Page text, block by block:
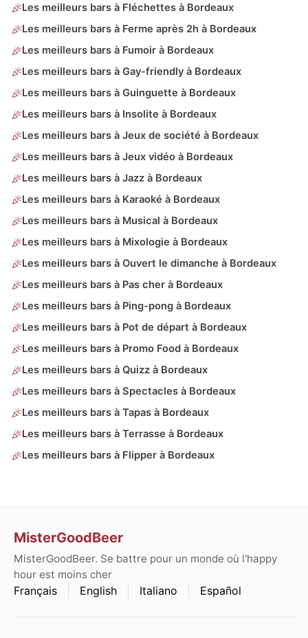
Les meilleurs bars à Fléchettes à Bordeaux
Les meilleurs bars à Ferme après 2h à Bordeaux
Les meilleurs bars à Fumoir à Bordeaux
Les meilleurs bars à Gay-friendly à Bordeaux
Les meilleurs bars à Guinguette à Bordeaux
Les meilleurs bars à Insolite à Bordeaux
Les meilleurs bars à Jeux de société à Bordeaux
Les meilleurs bars à Jeux vidéo à Bordeaux
Les meilleurs bars à Jazz à Bordeaux
Les meilleurs bars à Karaoké à Bordeaux
Les meilleurs bars à Musical à Bordeaux
Les meilleurs bars à Mixologie à Bordeaux
Les meilleurs bars à Ouvert le dimanche à Bordeaux
Les meilleurs bars à Pas cher à Bordeaux
Les meilleurs bars à Ping-pong à Bordeaux
Les meilleurs bars à Pot de départ à Bordeaux
Les meilleurs bars à Promo Food à Bordeaux
Les meilleurs bars à Quizz à Bordeaux
Les meilleurs bars à Spectacles à Bordeaux
Les meilleurs bars à Tapas à Bordeaux
Les meilleurs bars à Terrasse à Bordeaux
Les meilleurs bars à Flipper à Bordeaux
MisterGoodBeer
MisterGoodBeer. Se battre pour un monde où l'happy
hour est moins cher
Français English Italiano Español